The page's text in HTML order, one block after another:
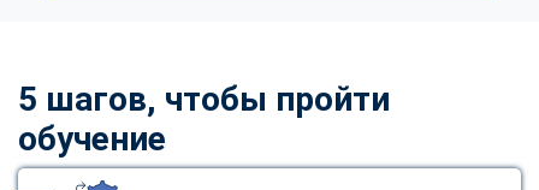
5 шагов, чтобы пройти
обучение